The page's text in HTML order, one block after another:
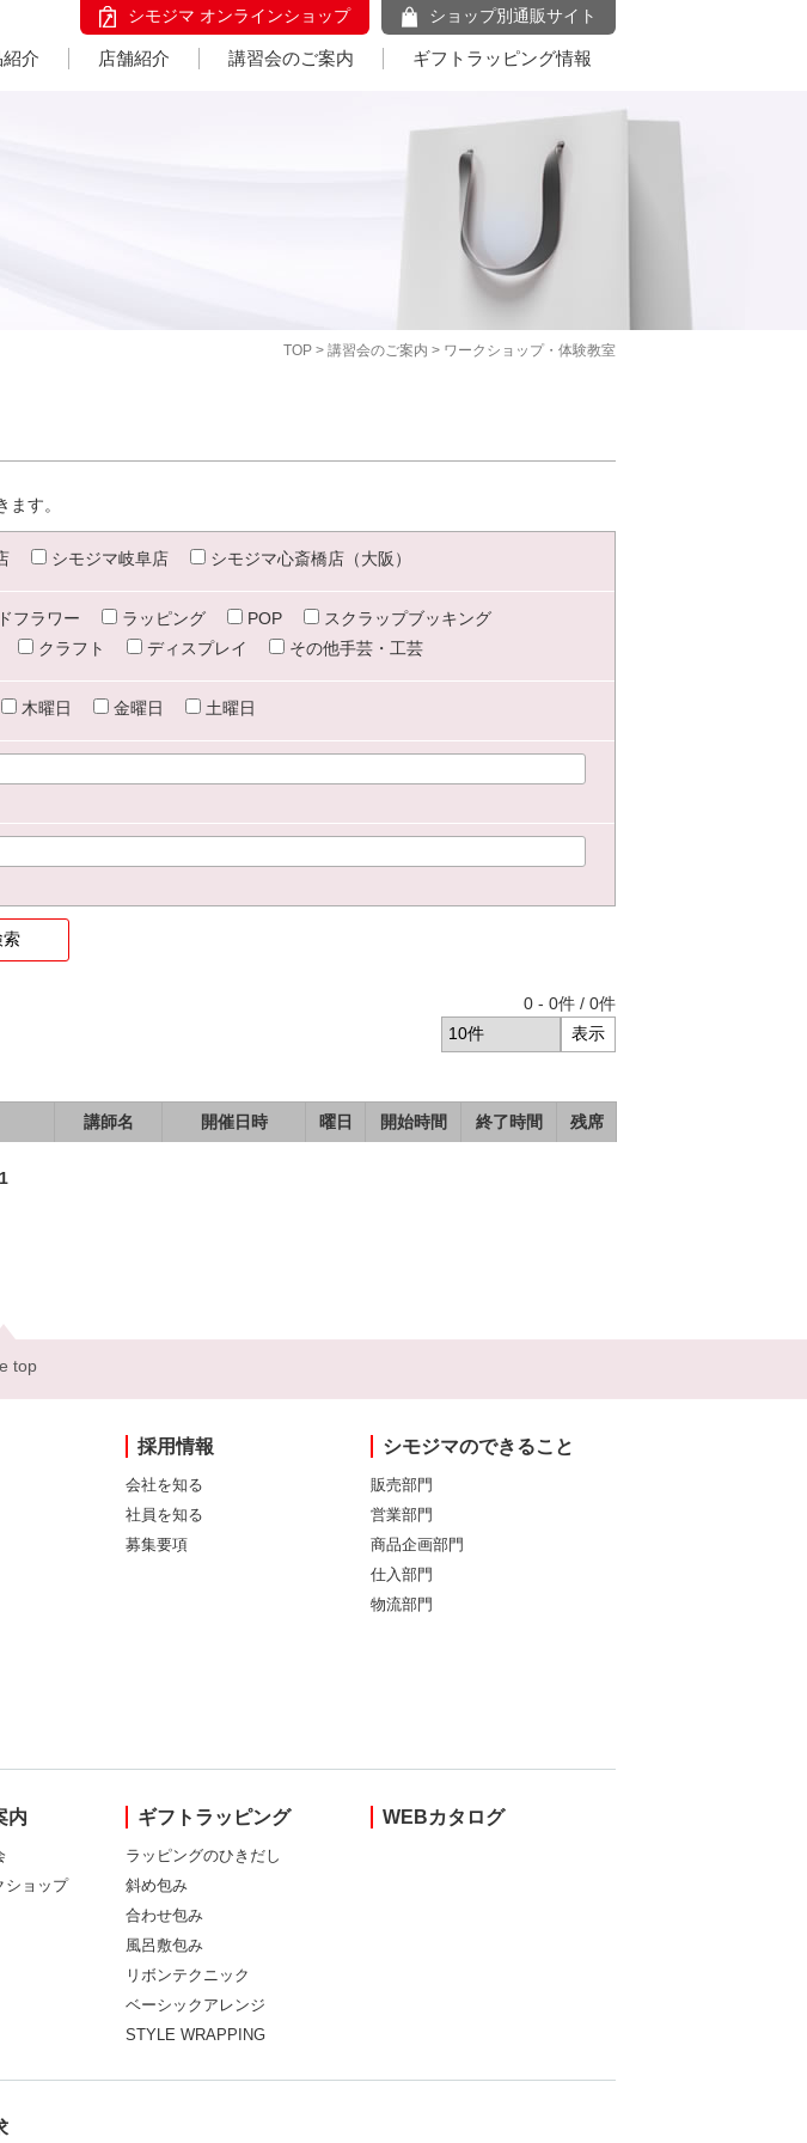
シモジマ オンラインショップ ショップ別通販サイト
介 店舗紹介 講習会のご案内 ギフトラッピング情報
TOP > 講習会のご案内 > ワークショップ・体験教室
す。
シモジマ岐阜店 シモジマ心斎橋店（大阪）
フラワー ラッピング POP
スクラップブッキング
クラフト ディスプレイ その他手芸・工芸
木曜日 金曜日 土曜日
0 - 0件 / 0件
講師名 開催日時 曜日 開始時間 終了時間 残席
1
top
採用情報
会社を知る
社員を知る
募集要項
シモジマのできること
販売部門
営業部門
商品企画部門
仕入部門
物流部門
内
ショップ
ギフトラッピング
ラッピングのひきだし
斜め包み
合わせ包み
風呂敷包み
リボンテクニック
ベーシックアレンジ
STYLE WRAPPING
WEBカタログ